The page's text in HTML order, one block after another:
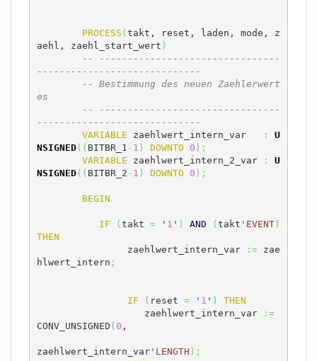
PROCESS ( takt, reset, laden, mode, z
aehl, zaehl_start_wert )
-- --------------------------------
-----------------------------
-- Bestimmung des neuen Zaehlerwert
es
-- --------------------------------
-----------------------------
VARIABLE
zaehlwert_intern_var :
U
NSIGNED( ( BITBR_1 - 1 ) DOWNTO 0 ) ;
VARIABLE zaehlwert_intern_2_var :
U
NSIGNED( ( BITBR_2 - 1 ) DOWNTO 0 ) ;
BEGIN
IF ( takt = ' 1 ' ) AND ( takt 'EVENT)
THEN
	        zaehlwert_intern_var
:= zae
hlwert_intern ;
IF ( reset = ' 1 ' )
THEN
		   zaehlwert_intern_var
:=
CONV_UNSIGNED ( 0 ,
zaehlwert_intern_var'LENGTH ) ;